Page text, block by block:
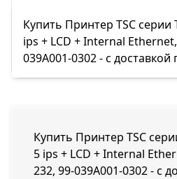
Купить Принтер TSC серии
ips + LCD + Internal
039A001-0302 - с доставкой
Купить Принтер TSC
5 ips + LCD + Internal
232, 99-039A001-0302 - с